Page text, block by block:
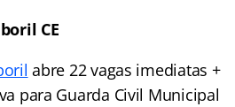
CE
abre 22 vagas imediatas +
para Guarda Civil Municipal